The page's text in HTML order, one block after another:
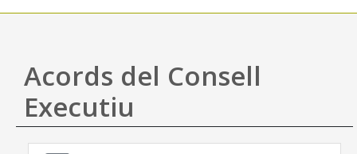
Utilitats
Ajuda
Acords del Consell
Executiu